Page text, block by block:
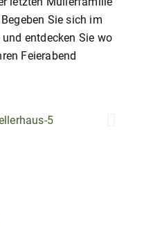
Sie sich im
entdecken Sie wo
Feierabend